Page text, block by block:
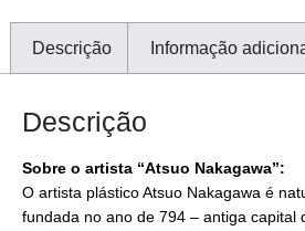
Descrição Informação
Descrição
Sobre o artista “Atsuo Nakagawa”:
O artista plástico Atsuo Nakagawa é
fundada no ano de 794 – antiga capital